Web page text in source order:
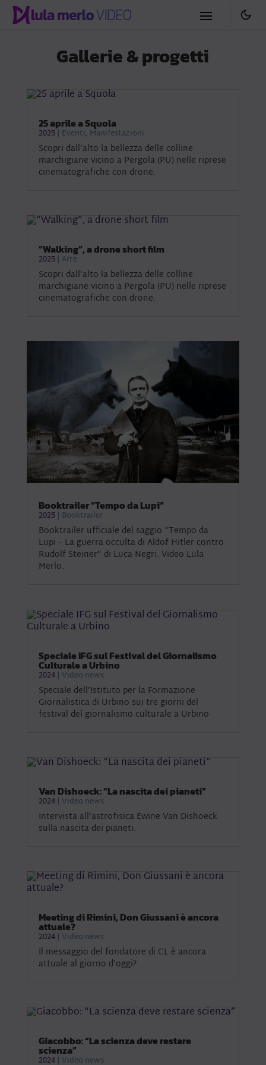
Gallerie & progetti
25 aprile a Squola
2025| Eventi, Manifestazioni
Scopri dall’alto la bellezza delle colline
marchigiane vicino a Pergola (PU) nelle riprese
cinematografiche con drone.
“Walking”, a drone short film
2025| Arte
Scopri dall’alto la bellezza delle colline
marchigiane vicino a Pergola (PU) nelle riprese
cinematografiche con drone.
Booktrailer “Tempo da Lupi”
2025| Booktrailer
Booktrailer ufficiale del saggio “Tempo da
Lupi – La guerra occulta di Aldof Hitler contro
Rudolf Steiner” di Luca Negri. Video Lula
Merlo.
Speciale IFG sul Festival del Giornalismo
Culturale a Urbino
2024| Video news
Speciale dell’Istituto per la Formazione
Giornalistica di Urbino sui tre giorni del
festival del giornalismo culturale a Urbino
Van Dishoeck: “La nascita dei pianeti”
2024| Video news
Intervista all’astrofisica Ewine Van Dishoeck
sulla nascita dei pianeti.
Meeting di Rimini, Don Giussani è ancora
attuale?
2024| Video news
Il messaggio del fondatore di CL è ancora
attuale al giorno d’oggi?
Giacobbo: “La scienza deve restare
scienza”
2024| Video news